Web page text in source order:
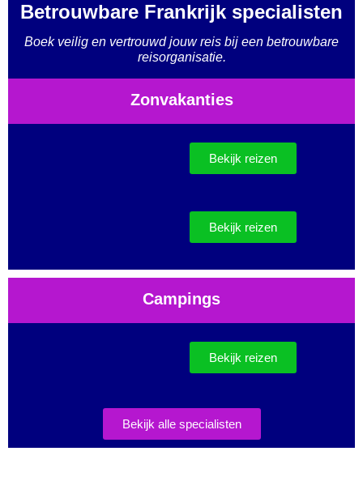
Betrouwbare Frankrijk specialisten
Boek veilig en vertrouwd jouw reis bij een betrouwbare
reisorganisatie.
Zonvakanties
Bekijk reizen
Bekijk reizen
Campings
Bekijk reizen
Bekijk alle specialisten